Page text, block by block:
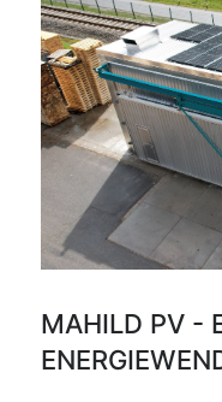
MAHILD PV -